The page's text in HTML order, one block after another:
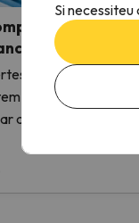
exclusius
per esquiar als Alps
les Pow Weeks, les
als Alps amb
Si